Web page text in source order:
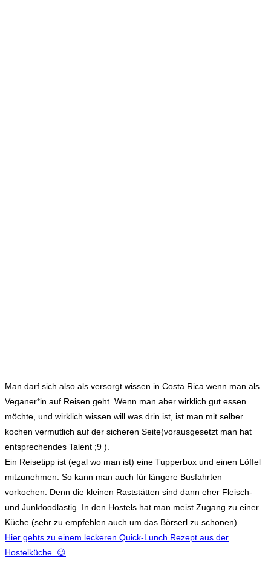
Man darf sich also als versorgt wissen in Costa Rica wenn man als
Veganer*in auf Reisen geht. Wenn man aber wirklich gut essen
möchte, und wirklich wissen will was drin ist, ist man mit selber
kochen vermutlich auf der sicheren Seite(vorausgesetzt man hat
entsprechendes Talent ;9 ).
Ein Reisetipp ist (egal wo man ist) eine Tupperbox und einen Löffel
mitzunehmen. So kann man auch für längere Busfahrten
vorkochen. Denn die kleinen Raststätten sind dann eher Fleisch-
und Junkfoodlastig. In den Hostels hat man meist Zugang zu einer
Küche (sehr zu empfehlen auch um das Börserl zu schonen)
Hier gehts zu einem leckeren Quick-Lunch Rezept aus der
Hostelküche. 😉